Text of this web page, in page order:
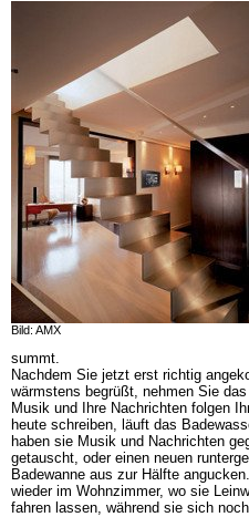
Bild: AMX
summt.
Nachdem Sie jetzt erst richtig
wärmstens begrüßt, nehmen Sie
Musik und Ihre Nachrichten folgen
heute schreiben, läuft das
haben sie Musik und Nachrichten
getauscht, oder einen neuen
Badewanne aus zur Hälfte
wieder im Wohnzimmer, wo sie
fahren lassen, während sie sich